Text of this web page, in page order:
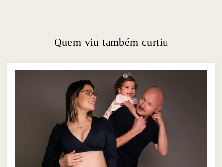
Quem viu também curtiu